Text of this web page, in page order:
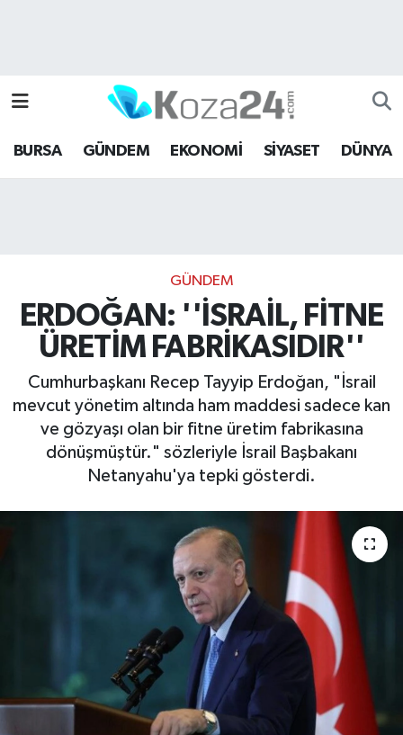
BURSA GÜNDEM EKONOMİ SİYASET DÜNYA
GÜNDEM
ERDOĞAN: ''İSRAİL, FİTNE
ÜRETİM FABRİKASIDIR''
Cumhurbaşkanı Recep Tayyip Erdoğan, "İsrail
mevcut yönetim altında ham maddesi sadece kan
ve gözyaşı olan bir fitne üretim fabrikasına
dönüşmüştür." sözleriyle İsrail Başbakanı
Netanyahu'ya tepki gösterdi.
Bursa Hava Durumu
Bursa Namaz Vakitleri
Tüm Manşetler
Son Dakika Haberleri
Haber Arşivi